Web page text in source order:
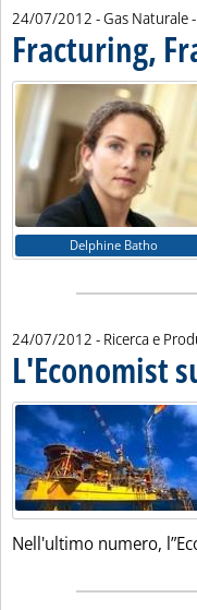
24/07/2012 - Gas Naturale
Fracturing,
Delphine Batho
24/07/2012 - Ricerca e
L'Economist
Nell'ultimo numero,